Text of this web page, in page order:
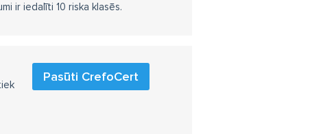
ir iedalīti 10 riska klasēs.
Pasūti CrefoCert